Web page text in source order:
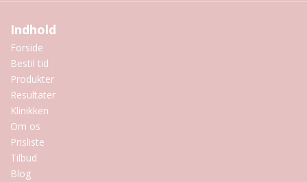
Indhold
Forside
Bestil tid
Produkter
Resultater
Klinikken
Om os
Prisliste
Tilbud
Blog